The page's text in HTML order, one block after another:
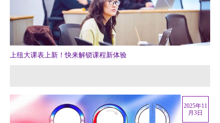
媒体视点
视频
上海纽约大学汇刊
上纽大课表上新！快来解锁课程新体验
2025年11
月3日